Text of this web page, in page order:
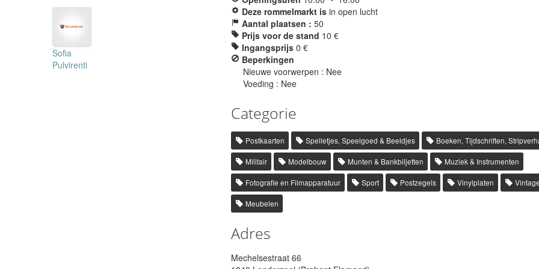
Sofia
Pulvirenti
Deze rommelmarkt is in open lucht
Aantal plaatsen : 50
Prijs voor de stand 10 €
Ingangsprijs 0 €
Beperkingen
Nieuwe voorwerpen : Nee
Voeding : Nee
Categorie
Postkaarten Spelletjes, Speelgoed & Beeldjes Boeken, Tijdschriften,
Militair Modelbouw Munten & Bankbiljetten Muziek & Instrumenten
Fotografie en Filmapparatuur Sport Postzegels Vinylplaten Vintage
Meubelen
Adres
Mechelsestraat 66